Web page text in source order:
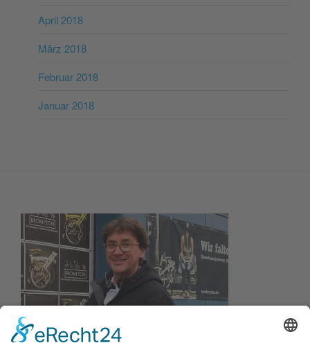
April 2018
März 2018
Februar 2018
Januar 2018